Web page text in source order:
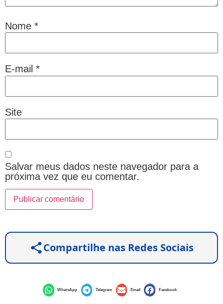
Nome *
E-mail *
Site
Salvar meus dados neste navegador para a
próxima vez que eu comentar.
Compartilhe nas Redes Sociais
WhatsApp Telegram Email Facebook